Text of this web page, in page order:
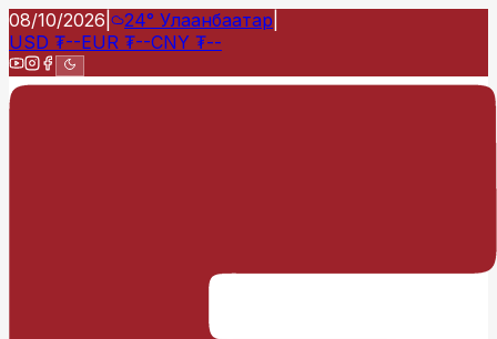
08/10/2026 24° Улаанбаатар
USD ₮--EUR ₮--CNY ₮--